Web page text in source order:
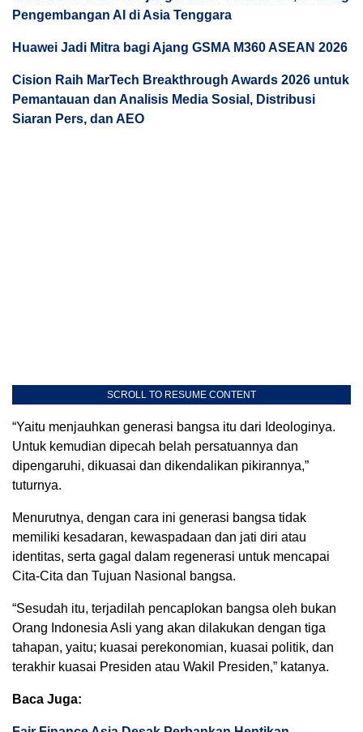
Pengembangan AI di Asia Tenggara
Huawei Jadi Mitra bagi Ajang GSMA M360 ASEAN 2026
Cision Raih MarTech Breakthrough Awards 2026 untuk
Pemantauan dan Analisis Media Sosial, Distribusi
Siaran Pers, dan AEO
SCROLL TO RESUME CONTENT
“Yaitu menjauhkan generasi bangsa itu dari Ideologinya.
Untuk kemudian dipecah belah persatuannya dan
dipengaruhi, dikuasai dan dikendalikan pikirannya,”
tuturnya.
Menurutnya, dengan cara ini generasi bangsa tidak
memiliki kesadaran, kewaspadaan dan jati diri atau
identitas, serta gagal dalam regenerasi untuk mencapai
Cita-Cita dan Tujuan Nasional bangsa.
“Sesudah itu, terjadilah pencaplokan bangsa oleh bukan
Orang Indonesia Asli yang akan dilakukan dengan tiga
tahapan, yaitu; kuasai perekonomian, kuasai politik, dan
terakhir kuasai Presiden atau Wakil Presiden,” katanya.
Baca Juga: